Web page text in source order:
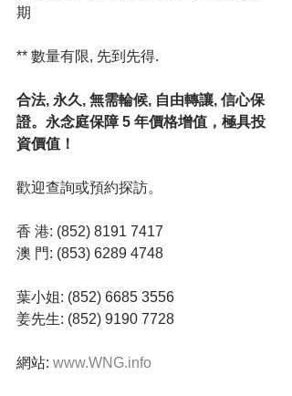
期
** 數量有限, 先到先得.
合法, 永久, 無需輪候, 自由轉讓, 信心保
證。永念庭保障 5 年價格增值，極具投
資價值！
歡迎查詢或預約探訪。
香 港: (852) 8191 7417
澳 門: (853) 6289 4748
葉小姐: (852) 6685 3556
姜先生: (852) 9190 7728
網站: www.WNG.info